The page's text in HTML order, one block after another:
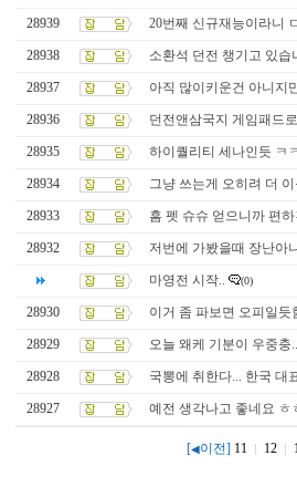
28939 20번째 신규재능이라니
28938 소환석 던전 챙기고 있습
28937 아직 많이키운건 아니지
28936 던전앤삼국지 게임패드
28935 하이퀄리티 세나인듯 ㅋ
28934 그냥 쓰는게 오히려 더
28933 흠 펫 슈슈 얻으니까 편
28932 저번에 가봤을때 장난아
마영전 시작.. (0)
28930 이거 좀 파보면 오피일듯
28929 오늘 왜케 기분이 우중충
28928 국뽕에 취한다... 한국 대
28927 예전 생각나고 좋네요 ㅎ
[◀이전] 11 12